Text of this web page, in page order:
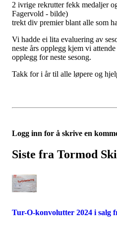
2 ivrige rekrutter fekk medaljer
Fagervold - bilde)
trekt div premier blant alle som
Vi hadde ei lita evaluering av
neste års opplegg kjem vi
opplegg for neste sesong.
Takk for i år til alle løpere og
Logg inn for å skrive en
Siste fra Tormod
Tur-O-konvolutter 2024 i salg